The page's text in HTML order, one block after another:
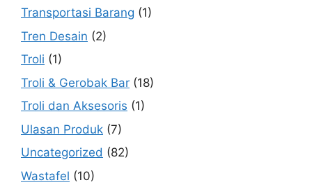
Transportasi Barang (1)
Tren Desain (2)
Troli (1)
Troli & Gerobak Bar (18)
Troli dan Aksesoris (1)
Ulasan Produk (7)
Uncategorized (82)
Wastafel (10)